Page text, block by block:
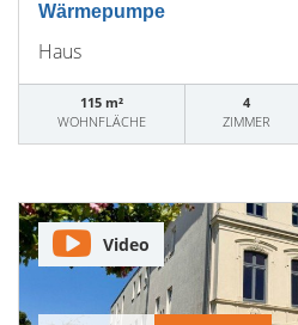
Wärmepumpe
Haus
115 m²
WOHNFLÄCHE
4
ZIMMER
Video